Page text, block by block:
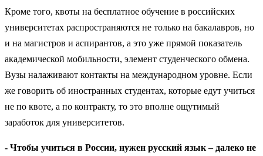
Кроме того, квоты на бесплатное обучение в российских
университетах распространяются не только на бакалавров, но
и на магистров и аспирантов, а это уже прямой показатель
академической мобильности, элемент студенческого обмена.
Вузы налаживают контакты на международном уровне. Если
же говорить об иностранных студентах, которые едут учиться
не по квоте, а по контракту, то это вполне ощутимый
заработок для университетов.
- Чтобы учиться в России, нужен русский язык – далеко не